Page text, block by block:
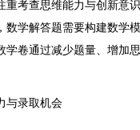
考查思维能力与创新意识
数学解答题需要构建数学
学卷通过减少题量、增加
录取机会